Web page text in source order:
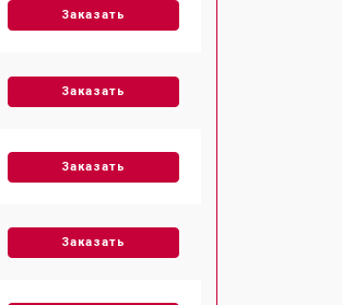
Заказать
Заказать
Заказать
Заказать